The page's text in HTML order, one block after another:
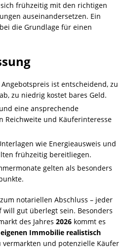
frühzeitig mit den richtigen
auseinandersetzen. Ein
die Grundlage für einen
ist entscheidend, zu
zu niedrig kostet bares Geld.
eine ansprechende
Reichweite und Käuferinteresse
wie Energieausweis und
frühzeitig bereitliegen.
gelten als besonders
notariellen Abschluss – jeder
will gut überlegt sein. Besonders
des Jahres 2026 kommt es
Immobilie realistisch
vermarkten und potenzielle Käufer